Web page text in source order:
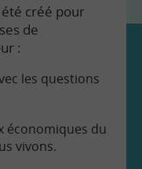
été créé pour
de
:
les questions
économiques du
vivons.